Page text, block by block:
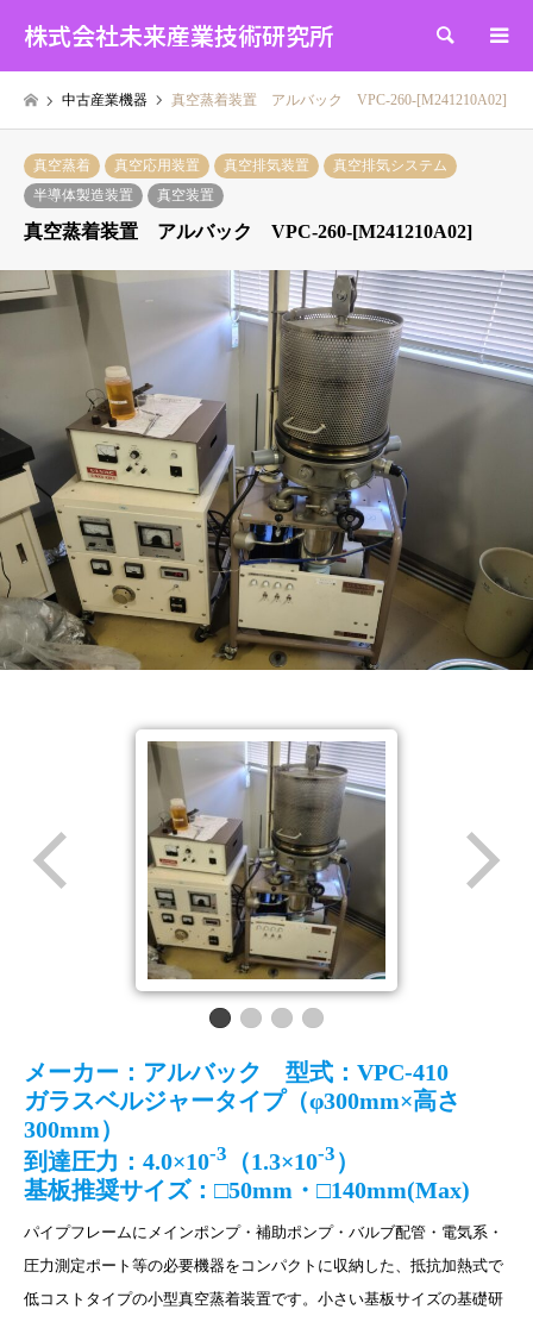
株式会社未来産業技術研究所 検索
中古産業機器 真空蒸着装置 アルバック VPC-260-[M241210A02]
真空蒸着 真空応用装置 真空排気装置
真空排気システム
半導体製造装置
真空装置
真空蒸着装置 アルバック VPC-260-[M241210A02]
メーカー： アルバック 型式： VPC-410
ガラスベルジャータイプ（φ300mm×高さ
300mm）
到達圧力：4.0×10-3 （1.3×10-3 ）
基板推奨サイズ：□50mm・□140mm(Max)
パイプフレームにメインポンプ・補助ポンプ・バルブ配管・電気系・
圧力測定ポート等の必要機器をコンパクトに収納した、抵抗加熱式で
低コストタイプの小型真空蒸着装置です。小さい基板サイズの基礎研